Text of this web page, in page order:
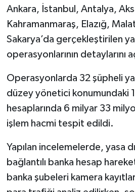
Ankara, İstanbul, Antalya,
Kahramanmaraş, Elazığ,
Sakarya’da gerçekleştirilen
operasyonlarının detaylarını
Operasyonlarda 32 şüpheli
düzey yönetici konumundaki
hesaplarında 6 milyar 33
işlem hacmi tespit edildi.
Yapılan incelemelerde, yasa
bağlantılı banka hesap
banka şubeleri kamera